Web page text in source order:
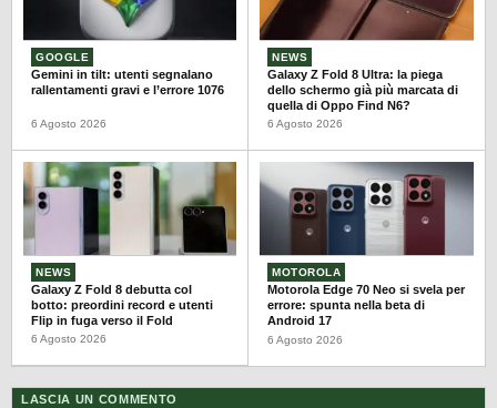
GOOGLE
Gemini in tilt: utenti segnalano
rallentamenti gravi e l’errore 1076
6 Agosto 2026
NEWS
Galaxy Z Fold 8 Ultra: la piega
dello schermo già più marcata di
quella di Oppo Find N6?
6 Agosto 2026
NEWS
Galaxy Z Fold 8 debutta col
botto: preordini record e utenti
Flip in fuga verso il Fold
6 Agosto 2026
MOTOROLA
Motorola Edge 70 Neo si svela per
errore: spunta nella beta di
Android 17
6 Agosto 2026
LASCIA UN COMMENTO